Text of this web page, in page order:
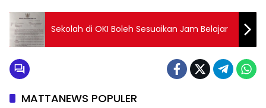
Sekolah di OKI Boleh Sesuaikan Jam Belajar
MATTANEWS POPULER